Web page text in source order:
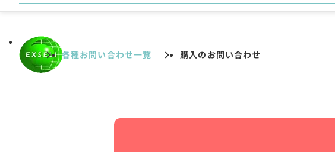
各種お問い合わせ一覧 購入のお問い合わせ